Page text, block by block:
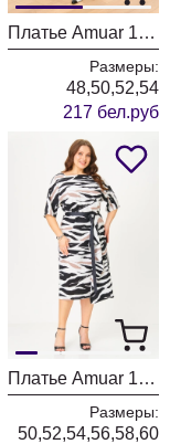
Платье Amuar 1059
Размеры:
48,50,52,54
217 бел.руб
Платье Amuar 1045
Размеры:
50,52,54,56,58,60